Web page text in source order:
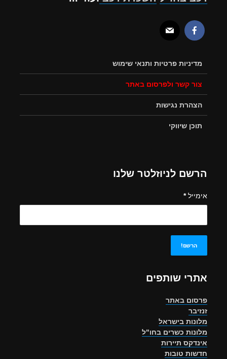
מדיניות פרטיות ותנאי שימוש
צור קשר ולפרסום באתר
הצהרת נגישות
תוכן שיווקי
הרשם לניוזלטר שלנו
אימייל*
אתרי שותפים
פרסום באתר
זנזיבר
מלונות בישראל
מלונות כשרים בחו"ל
אינדקס תיירות
חדשות טובות